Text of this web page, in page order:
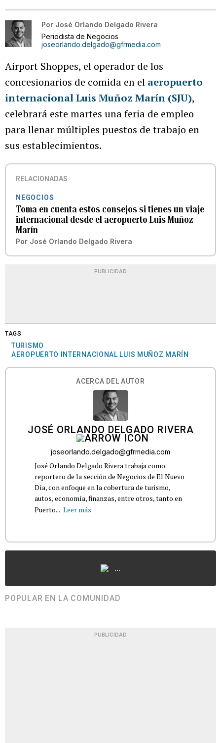
Por José Orlando Delgado Rivera
Periodista de Negocios
joseorlando.delgado@gfrmedia.com
Airport Shoppes, el operador de los
concesionarios de comida en el aeropuerto
internacional Luis Muñoz Marín (SJU),
celebrará este martes una feria de empleo
para llenar múltiples puestos de trabajo en
sus establecimientos.
RELACIONADAS
NEGOCIOS
Toma en cuenta estos consejos si tienes un viaje
internacional desde el aeropuerto Luis Muñoz
Marín
Por José Orlando Delgado Rivera
PUBLICIDAD
TAGS
TURISMO
AEROPUERTO INTERNACIONAL LUIS MUÑOZ MARÍN
ACERCA DEL AUTOR
JOSÉ ORLANDO DELGADO RIVERA
joseorlando.delgado@gfrmedia.com
José Orlando Delgado Rivera trabaja como
reportero de la sección de Negocios de El Nuevo
Día, con enfoque en la cobertura de turismo,
autos, economía, finanzas, entre otros, tanto en
Puerto... Leer más
...
POPULAR EN LA COMUNIDAD
PUBLICIDAD